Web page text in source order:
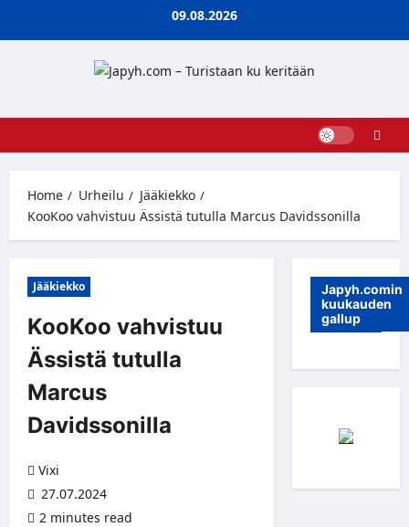
09.08.2026
Home Urheilu
Jääkiekko
KooKoo vahvistuu Ässistä tutulla Marcus Davidssonilla
Jääkiekko
KooKoo vahvistuu
Ässistä tutulla
Marcus
Davidssonilla
Vixi
27.07.2024
2 minutes read
Japyh.comin
kuukauden
gallup